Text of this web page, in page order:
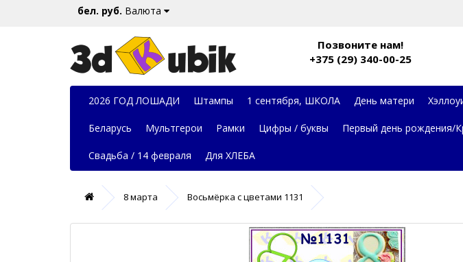
бел. руб. Валюта
Позвоните нам!
+375 (29) 340-00-25
2026 ГОД ЛОШАДИ Штампы 1 сентября, ШКОЛА День матери
Беларусь Мультгерои Рамки Цифры / буквы Первый день рождения/
Свадьба / 14 февраля Для ХЛЕБА
8 марта Восьмёрка с цветами 1131